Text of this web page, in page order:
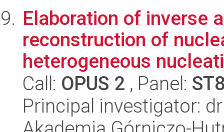
Elaboration of inverse
reconstruction of
heterogeneous
Call: OPUS 2 , Panel:
Principal investigator: